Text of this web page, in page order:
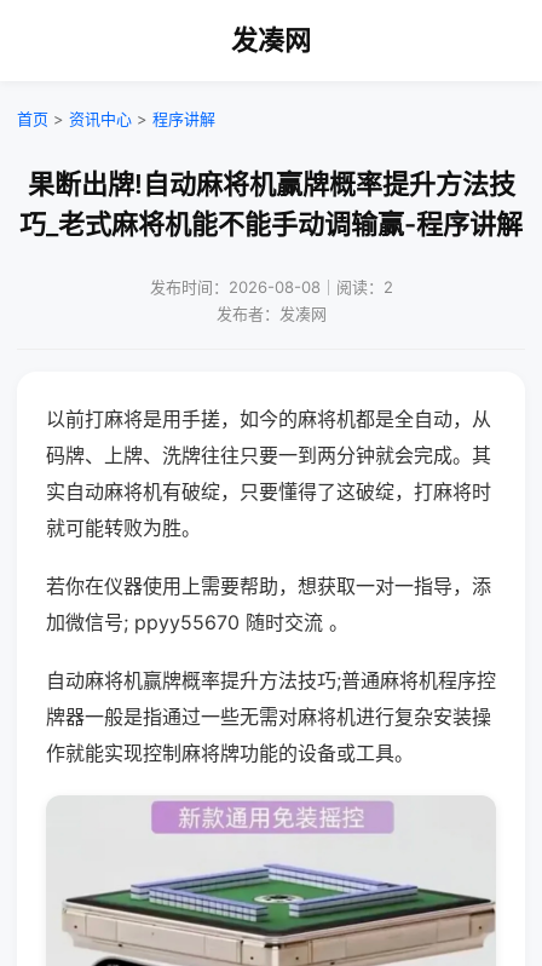
发凑网
首页 > 资讯中心 > 程序讲解
果断出牌!自动麻将机赢牌概率提升方法技
巧_老式麻将机能不能手动调输赢-程序讲解
发布时间：2026-08-08｜阅读：2
发布者：发凑网
以前打麻将是用手搓，如今的麻将机都是全自动，从
码牌、上牌、洗牌往往只要一到两分钟就会完成。其
实自动麻将机有破绽，只要懂得了这破绽，打麻将时
就可能转败为胜。
若你在仪器使用上需要帮助，想获取一对一指导，添
加微信号; ppyy55670 随时交流 。
自动麻将机赢牌概率提升方法技巧;普通麻将机程序控
牌器一般是指通过一些无需对麻将机进行复杂安装操
作就能实现控制麻将牌功能的设备或工具。